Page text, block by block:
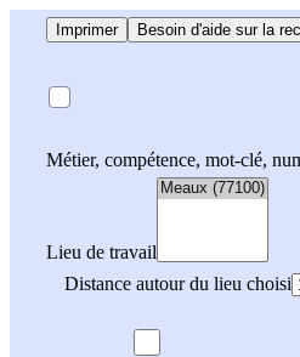
Imprimer Besoin d'aide sur la
Métier, compétence, mot-clé,
Lieu de travail
Distance autour du lieu choisi